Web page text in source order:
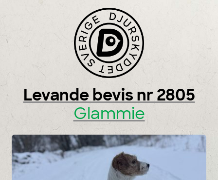
Skip to content
Levande bevis nr 2805
Glammie